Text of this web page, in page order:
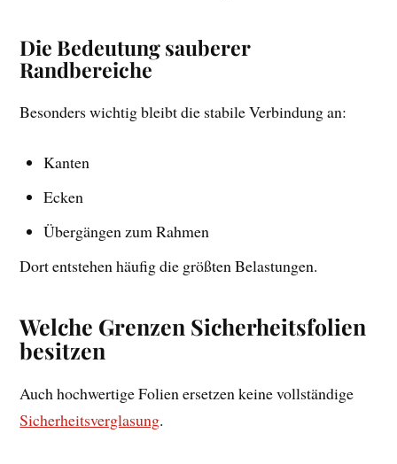
Die Bedeutung sauberer
Randbereiche
Besonders wichtig bleibt die stabile Verbindung an:
Kanten
Ecken
Übergängen zum Rahmen
Dort entstehen häufig die größten Belastungen.
Welche Grenzen Sicherheitsfolien
besitzen
Auch hochwertige Folien ersetzen keine vollständige
Sicherheitsverglasung.